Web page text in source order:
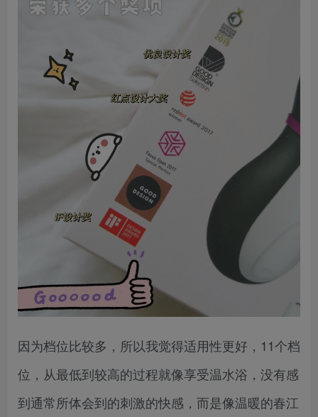
因为档位比较多，所以我觉得适用性更好，11个档
位，从最低到较高的过程就像享受温水浴，没有感
到通常所体会到的刺激的快感，而是像温暖的春江